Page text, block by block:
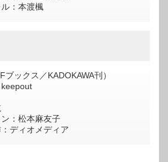
：本渡楓
ックス／KADOKAWA刊）
：松本麻友子
ディオメディア